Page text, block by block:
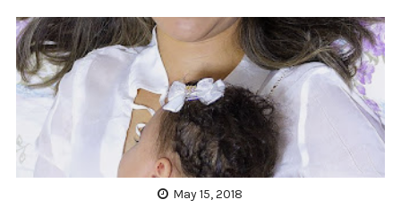
May 15, 2018